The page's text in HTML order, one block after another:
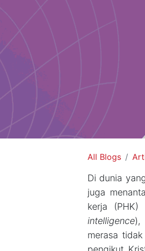
All Blogs
Di dunia
juga
kerja (PHK)
intelligence),
merasa